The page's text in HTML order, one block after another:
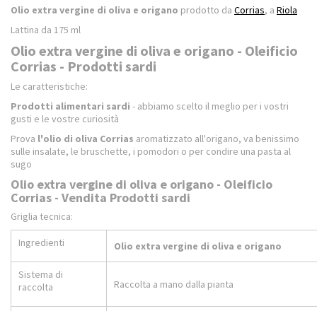
Olio extra vergine di oliva e origano prodotto da Corrias, a Riola
Lattina da 175 ml
Olio extra vergine di oliva e origano - Oleificio
Corrias - Prodotti sardi
Le caratteristiche:
Prodotti alimentari sardi - abbiamo scelto il meglio per i vostri
gusti e le vostre curiosità
Prova l'olio di oliva Corrias aromatizzato all'origano, va benissimo
sulle insalate, le bruschette, i pomodori o per condire una pasta al
sugo
Olio extra vergine di oliva e origano - Oleificio
Corrias - Vendita Prodotti sardi
Griglia tecnica:
Ingredienti Olio extra vergine di oliva e origano
Sistema di
raccolta
Raccolta a mano dalla pianta